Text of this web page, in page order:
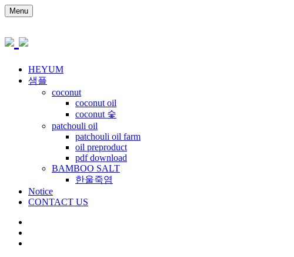
Menu
HEYUM
샘플
coconut
coconut oil
coconut 숯
patchouli oil
patchouli oil farm
oil preproduct
pdf download
BAMBOO SALT
한울죽염
Notice
CONTACT US